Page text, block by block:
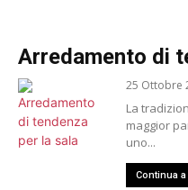
Arredamento di
25 Ottobre
La
maggior
uno...
Continua